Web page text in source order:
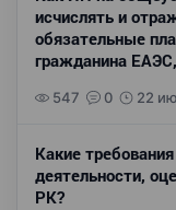
исчислять и
обязательные
гражданина
547 0 22
Какие
деятельности,
РК?